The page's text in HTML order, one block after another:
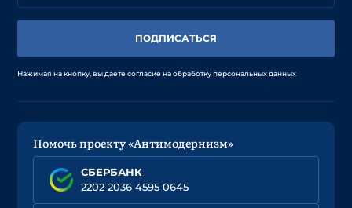
ПОДПИСАТЬСЯ
Нажимая на кнопку, вы даете согласие на обработку персональных данных
Помочь проекту «Антимодернизм»
СБЕРБАНК
2202 2036 4595 0645